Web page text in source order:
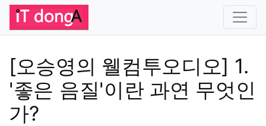
[오승영의 웰컴투오디오] 1.
'좋은 음질'이란 과연 무엇인
가?